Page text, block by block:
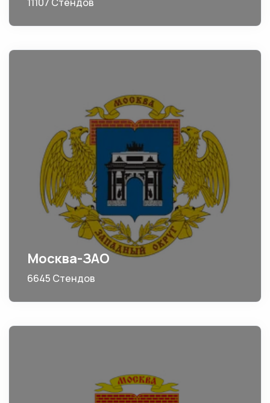
11107 Стендов
Москва-ЗАО
6645 Стендов